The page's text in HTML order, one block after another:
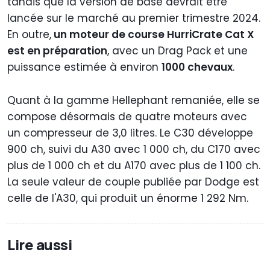
lancée sur le marché au premier trimestre 2024.
En outre, un moteur de course HurriCrate Cat X
est en préparation, avec un Drag Pack et une
puissance estimée à environ 1000 chevaux.
Quant à la gamme Hellephant remaniée, elle se
compose désormais de quatre moteurs avec
un compresseur de 3,0 litres. Le C30 développe
900 ch, suivi du A30 avec 1 000 ch, du C170 avec
plus de 1 000 ch et du A170 avec plus de 1 100 ch.
La seule valeur de couple publiée par Dodge est
celle de l'A30, qui produit un énorme 1 292 Nm.
Lire aussi